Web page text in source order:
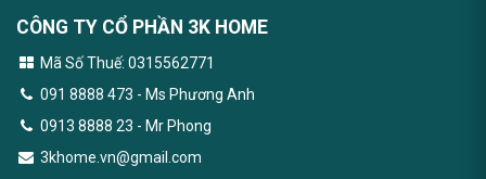
CÔNG TY CỔ PHẦN 3K HOME
Mã Số Thuế: 0315562771
091 8888 473 - Ms Phương Anh
0913 8888 23 - Mr Phong
3khome.vn@gmail.com